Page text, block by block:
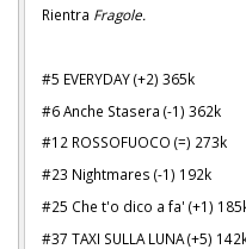
Rientra Fragole.
#5 EVERYDAY (+2) 365k
#6 Anche Stasera (-1) 362k
#12 ROSSOFUOCO (=) 273k
#23 Nightmares (-1) 192k
#25 Che t'o dico a fa' (+1)
#37 TAXI SULLA LUNA (+5)